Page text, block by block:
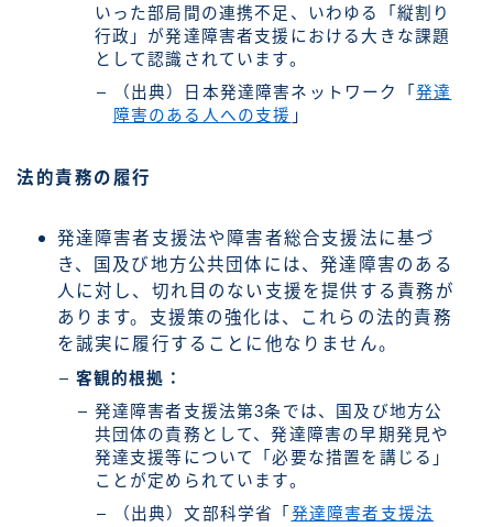
いった部局間の連携不足、いわゆる「縦割り
行政」が発達障害者支援における大きな課題
として認識されています。
（出典）日本発達障害ネットワーク「 発達
障害のある人への支援 」
法的責務の履行
発達障害者支援法や障害者総合支援法に基づ
き、国及び地方公共団体には、発達障害のある
人に対し、切れ目のない支援を提供する責務が
あります。支援策の強化は、これらの法的責務
を誠実に履行することに他なりません。
客観的根拠：
発達障害者支援法第3条では、国及び地方公
共団体の責務として、発達障害の早期発見や
発達支援等について「必要な措置を講じる」
ことが定められています。
（出典）文部科学省「 発達障害者支援法